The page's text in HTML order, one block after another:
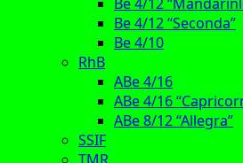
Be 4/12 “Seconda”
Be 4/10
RhB
ABe 4/16
ABe 4/16
ABe 8/12 “Allegra”
SSIF